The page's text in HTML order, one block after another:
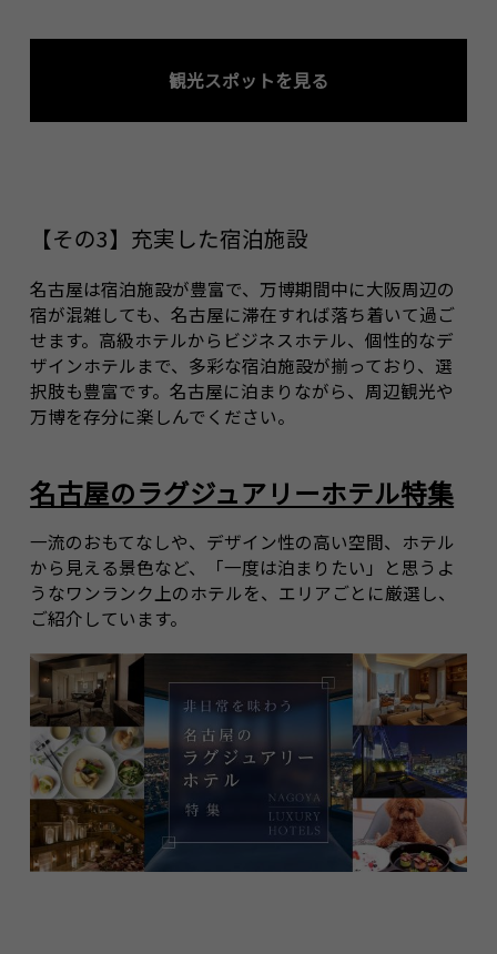
観光スポットを見る
【その3】充実した宿泊施設
名古屋は宿泊施設が豊富で、万博期間中に大阪周辺の
宿が混雑しても、名古屋に滞在すれば落ち着いて過ご
せます。高級ホテルからビジネスホテル、個性的なデ
ザインホテルまで、多彩な宿泊施設が揃っており、選
択肢も豊富です。名古屋に泊まりながら、周辺観光や
万博を存分に楽しんでください。
名古屋のラグジュアリーホテル特集
一流のおもてなしや、デザイン性の高い空間、ホテル
から見える景色など、「一度は泊まりたい」と思うよ
うなワンランク上のホテルを、エリアごとに厳選し、
ご紹介しています。